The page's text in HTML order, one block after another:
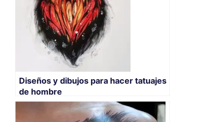
Diseños y dibujos para hacer tatuajes
de hombre